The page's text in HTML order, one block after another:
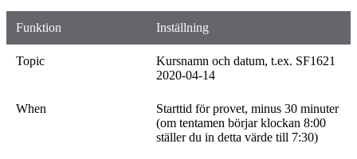
Funktion Inställning
Topic
Kursnamn och datum, t.ex. SF1621
2020-04-14
When
Starttid för provet, minus 30 minuter
(om tentamen börjar klockan 8:00
ställer du in detta värde till 7:30)